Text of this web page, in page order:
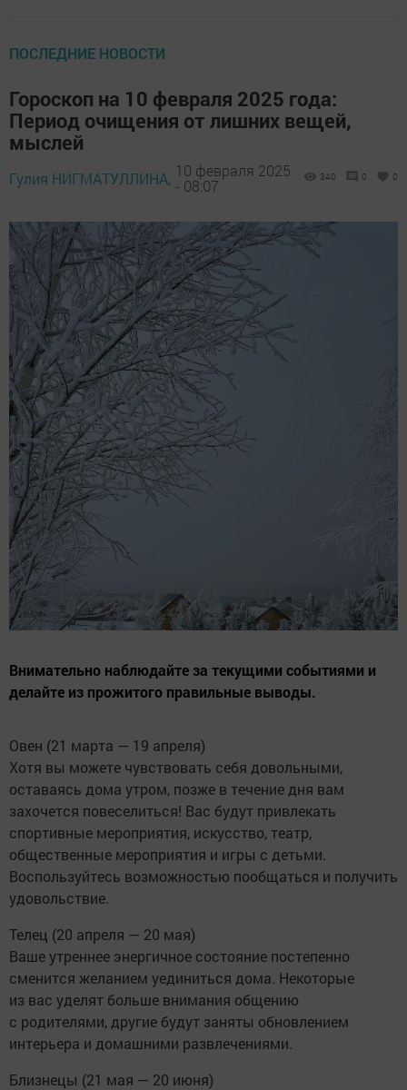
ПОСЛЕДНИЕ НОВОСТИ
Гороскоп на 10 февраля 2025 года:
Период очищения от лишних вещей,
мыслей
Гулия НИГМАТУЛЛИНА, 10 февраля 2025
- 08:07
340 0 0
Внимательно наблюдайте за текущими событиями и
делайте из прожитого правильные выводы.
Овен (21 марта — 19 апреля)
Хотя вы можете чувствовать себя довольными,
оставаясь дома утром, позже в течение дня вам
захочется повеселиться! Вас будут привлекать
спортивные мероприятия, искусство, театр,
общественные мероприятия и игры с детьми.
Воспользуйтесь возможностью пообщаться и получить
удовольствие.
Телец (20 апреля — 20 мая)
Ваше утреннее энергичное состояние постепенно
сменится желанием уединиться дома. Некоторые
из вас уделят больше внимания общению
с родителями, другие будут заняты обновлением
интерьера и домашними развлечениями.
Близнецы (21 мая — 20 июня)